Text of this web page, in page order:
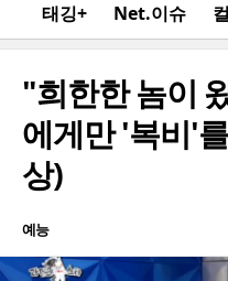
태깅+ Net.이슈
"희한한 놈이
에게만 '복비'
상)
예능